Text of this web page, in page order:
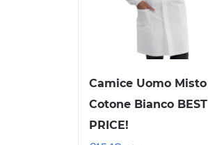
Camice Uomo Misto
Cotone Bianco BEST
PRICE!